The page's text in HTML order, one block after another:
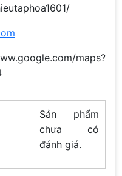
maps?
Sản phẩm
chưa có
đánh giá.